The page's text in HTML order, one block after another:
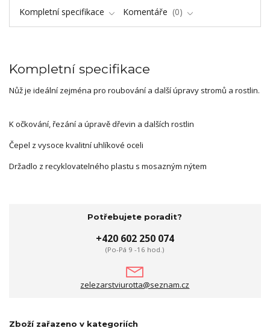
Kompletní specifikace Komentáře 0
Kompletní specifikace
Nůž je ideální zejména pro roubování a další úpravy stromů a rostlin.
K očkování, řezání a úpravě dřevin a dalších rostlin
Čepel z vysoce kvalitní uhlíkové oceli
Držadlo z recyklovatelného plastu s mosazným nýtem
Potřebujete poradit?
+420 602 250 074
(Po-Pá 9 -16 hod.)
zelezarstviurotta@seznam.cz
Zboží zařazeno v kategoriích